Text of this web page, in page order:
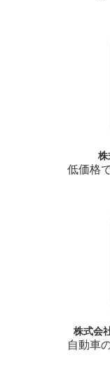
株
低価格
株式会
自動車